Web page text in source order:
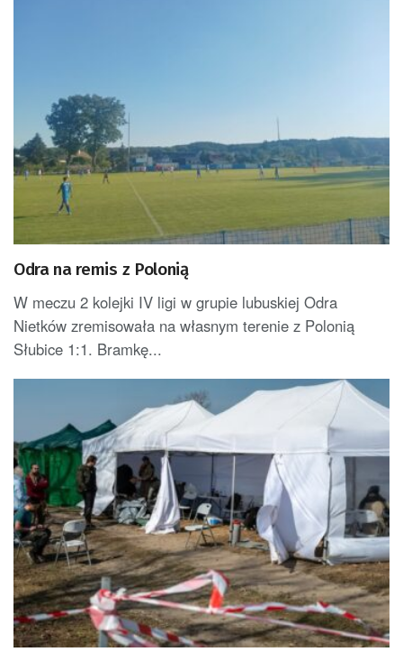
Odra na remis z Polonią
W meczu 2 kolejki IV ligi w grupie lubuskiej Odra
Nietków zremisowała na własnym terenie z Polonią
Słubice 1:1. Bramkę...